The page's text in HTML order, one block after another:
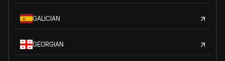
GALICIAN
GEORGIAN